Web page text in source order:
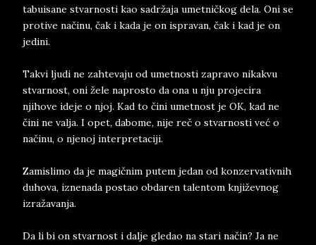
tabuisane stvarnosti kao sadržaja umetničkog dela. Oni se
protive načinu, čak i kada je on ispravan, čak i kad je on
jedini.
Takvi ljudi ne zahtevaju od umetnosti zapravo nikakvu
stvarnost, oni žele naprosto da ona u nju projecira
njihove ideje o njoj. Kad to čini umetnost je OK, kad ne
čini ne valja. I opet, dabome, nije reč o stvarnosti već o
načinu, o njenoj interpretaciji.
Zamislimo da je magičnim putem jedan od konzervativnih
duhova, iznenada postao obdaren talentom književnog
izražavanja.
Da li bi on stvarnost i dalje gledao na stari način? Ja ne